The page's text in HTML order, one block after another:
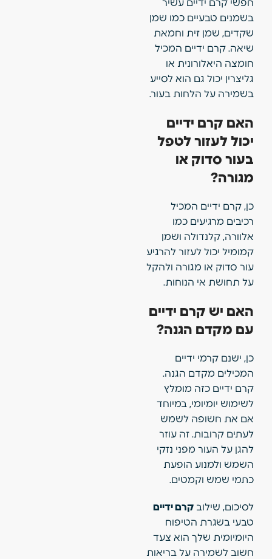
חפשי קרם ידיים עשיר
בשמנים טבעיים כמו שמן
שקדים, שמן זית וחמאת
שיאה. קרם ידיים המכיל
חומצה היאלורונית או
גליצרין יכול גם הוא לסייע
בשמירה על הלחות בעור.
האם קרם ידיים
יכול לעזור לטפל
בעור סדוק או
מגורה?
כן, קרם ידיים המכיל
רכיבים מרגיעים כמו
אלוורה, קלנדולה ושמן
קמומיל יכול לעזור להרגיע
עור סדוק או מגורה ולהקל
על תחושת אי הנוחות.
האם יש קרם ידיים
עם מקדם הגנה?
כן, ישנם קרמי ידיים
המכילים מקדם הגנה.
קרם ידיים כזה מומלץ
לשימוש יומיומי, במיוחד
אם את חשופה לשמש
לעתים קרובות. זה עוזר
להגן על העור מפני נזקי
השמש ולמנוע הופעת
כתמי שמש וקמטים.
לסיכום, שילוב קרם ידיים
טבעי בשגרת הטיפוח
היומיומית שלך הוא צעד
חשוב לשמירה על בריאות